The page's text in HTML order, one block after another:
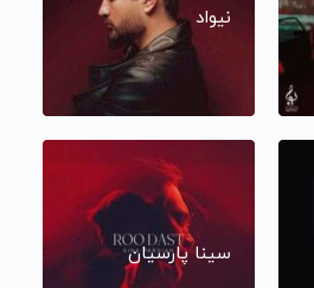
نیواد
سینا پارسیان